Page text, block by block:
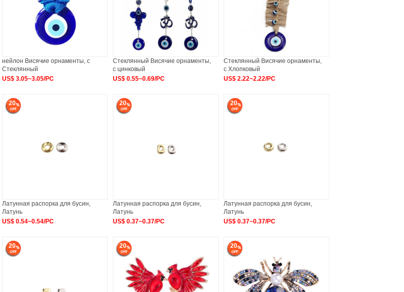
нейлон Висячие орнаменты, с
Стеклянный
US$ 3.05~3.05/PC
Стеклянный Висячие орнаменты,
с цинковый
US$ 0.55~0.69/PC
Стеклянный Висячие орнаменты,
с Хлопковый
US$ 2.22~2.22/PC
20
Латунная распорка для бусин,
Латунь
US$ 0.54~0.54/PC
20
Латунная распорка для бусин,
Латунь
US$ 0.37~0.37/PC
20
Латунная распорка для бусин,
Латунь
US$ 0.37~0.37/PC
20 20 20